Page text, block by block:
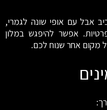
אבל עם אופי שונה לגמרי,
אפשר להיפגש במלון
מקום אחר שנוח לכם.